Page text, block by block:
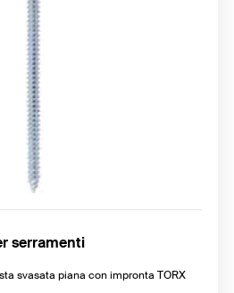
serramenti
svasata piana con impronta TORX